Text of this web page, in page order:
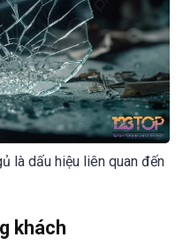
là dấu hiệu liên quan đến
khách